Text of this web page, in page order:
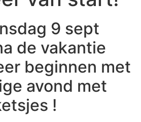
9 sept
de vakantie
beginnen met
avond met
!